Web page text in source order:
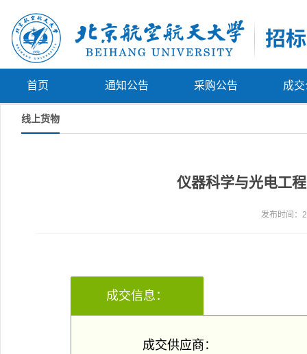
首页 通知公告 采购公告 成
线上货物
仪器科学与光电工
发布时间：
成交信息：
成交供应商：